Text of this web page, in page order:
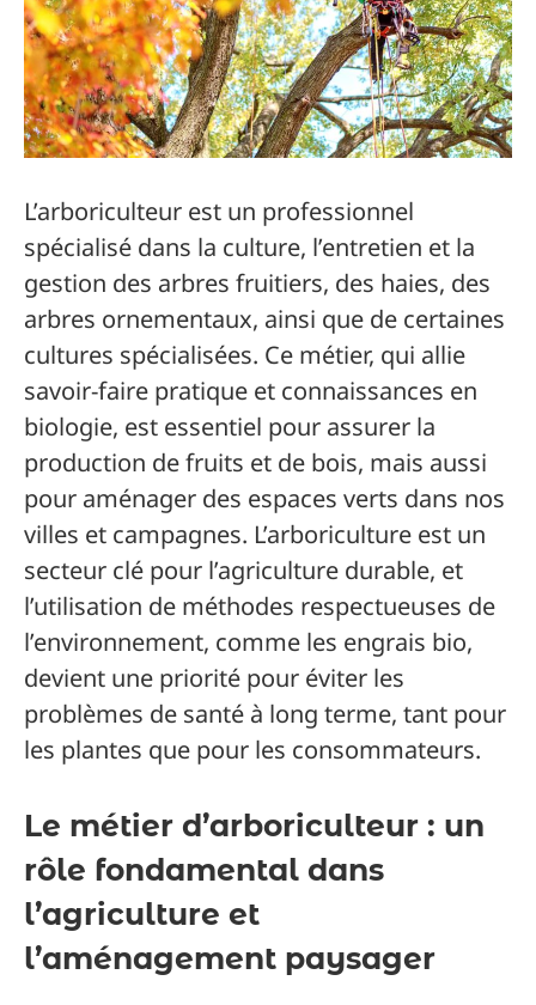
L’arboriculteur est un professionnel
spécialisé dans la culture, l’entretien et la
gestion des arbres fruitiers, des haies, des
arbres ornementaux, ainsi que de certaines
cultures spécialisées. Ce métier, qui allie
savoir-faire pratique et connaissances en
biologie, est essentiel pour assurer la
production de fruits et de bois, mais aussi
pour aménager des espaces verts dans nos
villes et campagnes. L’arboriculture est un
secteur clé pour l’agriculture durable, et
l’utilisation de méthodes respectueuses de
l’environnement, comme les engrais bio,
devient une priorité pour éviter les
problèmes de santé à long terme, tant pour
les plantes que pour les consommateurs.
Le métier d’arboriculteur : un
rôle fondamental dans
l’agriculture et
l’aménagement paysager